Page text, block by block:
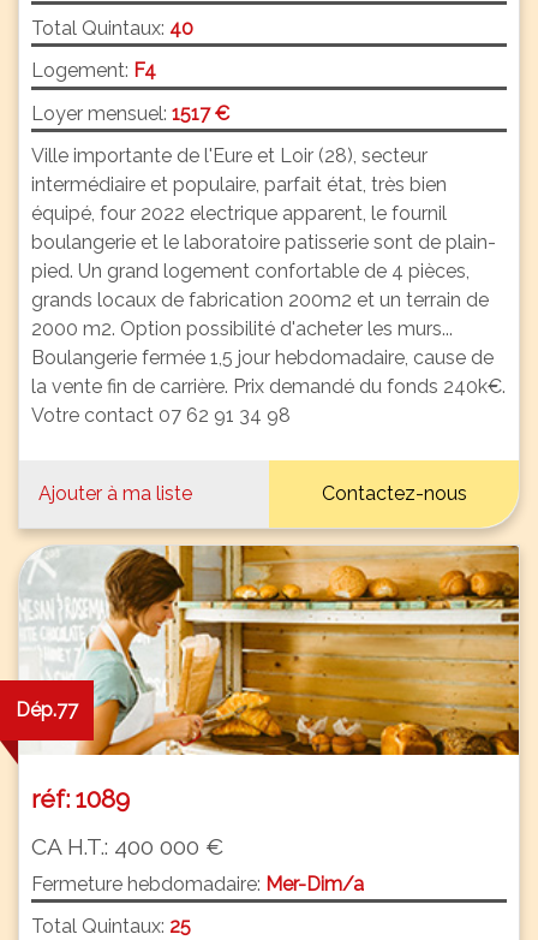
Total Quintaux: 40
Logement: F4
Loyer mensuel: 1517 €
Ville importante de l'Eure et Loir (28), secteur
intermédiaire et populaire, parfait état, très bien
équipé, four 2022 electrique apparent, le fournil
boulangerie et le laboratoire patisserie sont de plain-
pied. Un grand logement confortable de 4 pièces,
grands locaux de fabrication 200m2 et un terrain de
2000 m2. Option possibilité d'acheter les murs...
Boulangerie fermée 1,5 jour hebdomadaire, cause de
la vente fin de carrière. Prix demandé du fonds 240k€.
Votre contact 07 62 91 34 98
Ajouter à ma liste Contactez-nous
Dép.77
réf: 1089
CA H.T.: 400 000 €
Fermeture hebdomadaire: Mer-Dim/a
Total Quintaux: 25